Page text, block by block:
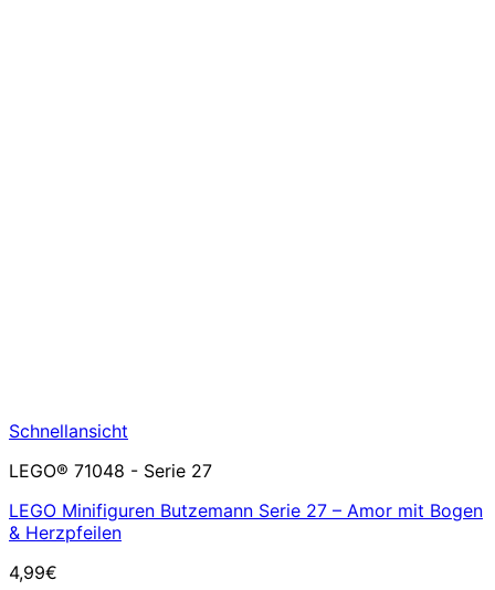
Schnellansicht
LEGO® 71048 - Serie 27
LEGO Minifiguren Butzemann Serie 27 – Amor mit Bogen
& Herzpfeilen
4,99€